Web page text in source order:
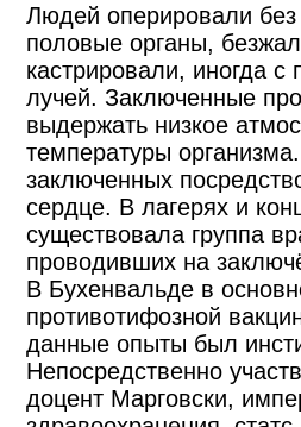
Людей оперировали
половые органы,
кастрировали, иногда
лучей. Заключенные
выдержать низкое
температуры
заключенных
сердце. В лагерях и
существовала группа
проводивших на
В Бухенвальде в
противотифозной
данные опыты был
Непосредственно
доцент Марговски,